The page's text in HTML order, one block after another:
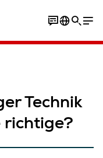
Technik
richtige?